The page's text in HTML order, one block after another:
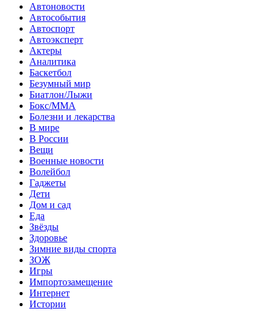
Автоновости
Автособытия
Автоспорт
Автоэксперт
Актеры
Аналитика
Баскетбол
Безумный мир
Биатлон/Лыжи
Бокс/MMA
Болезни и лекарства
В мире
В России
Вещи
Военные новости
Волейбол
Гаджеты
Дети
Дом и сад
Еда
Звёзды
Здоровье
Зимние виды спорта
ЗОЖ
Игры
Импортозамещение
Интернет
Истории